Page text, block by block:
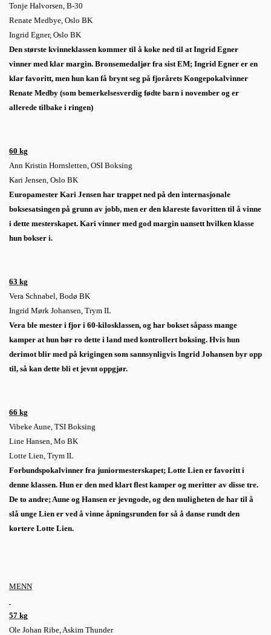
Tonje Halvorsen, B-30
Renate Medbye, Oslo BK
Ingrid Egner, Oslo BK
Den største kvinneklassen kommer til å koke ned til at Ingrid Egner
vinner med klar margin. Bronsemedaljør fra sist EM; Ingrid Egner er en
klar favoritt, men hun kan få brynt seg på fjorårets Kongepokalvinner
Renate Medby (som bemerkelsesverdig fødte barn i november og er
allerede tilbake i ringen)
60 kg
Ann Kristin Hornsletten, OSI Boksing
Kari Jensen, Oslo BK
Europamester Kari Jensen har trappet ned på den internasjonale
boksesatsingen på grunn av jobb, men er den klareste favoritten til å vinne
i dette mesterskapet. Kari vinner med god margin uansett hvilken klasse
hun bokser i.
63 kg
Vera Schnabel, Bodø BK
Ingrid Mørk Johansen, Trym IL
Vera ble mester i fjor i 60-kilosklassen, og har bokset såpass mange
kamper at hun bør ro dette i land med kontrollert boksing. Hvis hun
derimot blir med på krigingen som sannsynligvis Ingrid Johansen byr opp
til, så kan dette bli et jevnt oppgjør.
66 kg
Vibeke Aune, TSI Boksing
Line Hansen, Mo BK
Lotte Lien, Trym IL
Forbundspokalvinner fra juniormesterskapet; Lotte Lien er favoritt i
denne klassen. Hun er den med klart flest kamper og meritter av disse tre.
De to andre; Aune og Hansen er jevngode, og den muligheten de har til å
slå unge Lien er ved å vinne åpningsrunden for så å danse rundt den
kortere Lotte Lien.
MENN
57 kg
Ole Johan Ribe, Askim Thunder